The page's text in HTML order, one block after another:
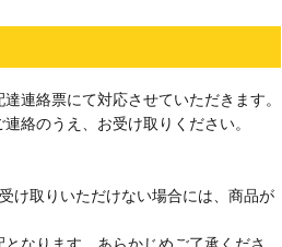
連絡票にて対応させていただきます。
絡のうえ、お受け取りください。
け取りいただけない場合には、商品が